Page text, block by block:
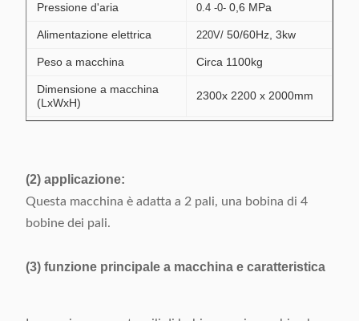
Pressione d'aria 0.4 -0- 0,6 MPa
Alimentazione elettrica 220V/ 50/60Hz, 3kw
Peso a macchina Circa 1100kg
Dimensione a macchina
(LxWxH)
2300x 2200 x 2000mm
(2) applicazione:
Questa macchina è adatta a 2 pali, una bobina di 4
bobine dei pali.
(3) funzione principale a macchina e caratteristica